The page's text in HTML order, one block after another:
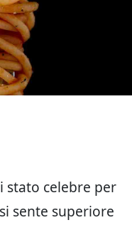
stato celebre per
sente superiore